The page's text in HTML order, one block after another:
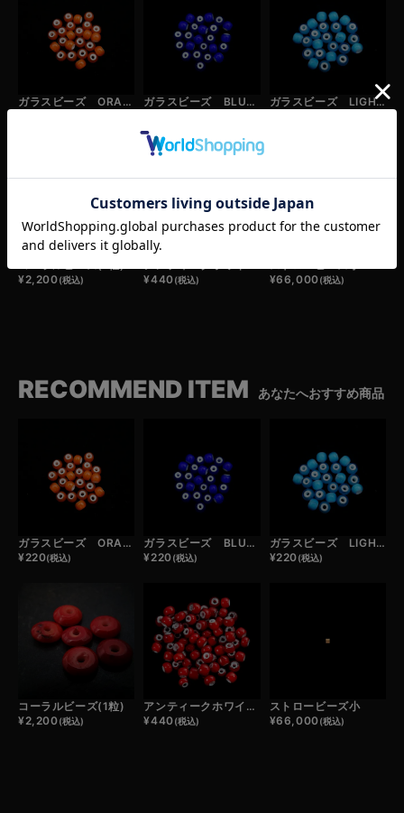
ガラスビーズ ORANGE (1粒)
ガラスビーズ BLUE (1粒)
ガラスビーズ LIGHT BLUE (1粒)
¥2,200(税込)
¥440(税込)
¥66,000(税込)
RECOMMEND ITEM あなたへおすすめ商品
ガラスビーズ ORANGE (1粒)
¥220(税込)
ガラスビーズ BLUE (1粒)
¥220(税込)
ガラスビーズ LIGHT BLUE (1粒)
¥220(税込)
コーラルビーズ(1粒)
¥2,200(税込)
アンティークホワイトハーツビーズ(1粒)
¥440(税込)
ストロービーズ小
¥66,000(税込)